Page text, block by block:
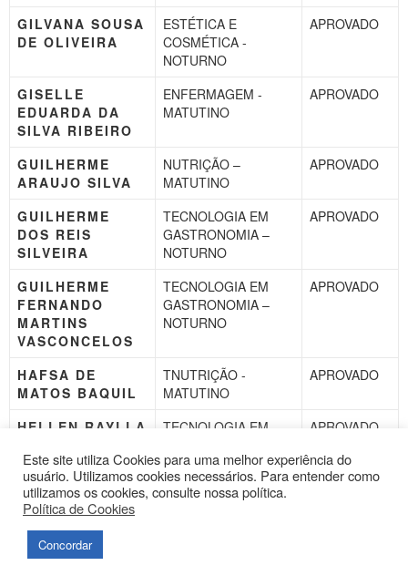
GILVANA SOUSA
DE OLIVEIRA
ESTÉTICA E
COSMÉTICA -
NOTURNO
APROVADO
GISELLE
EDUARDA DA
SILVA RIBEIRO
ENFERMAGEM -
MATUTINO
APROVADO
GUILHERME
ARAUJO SILVA
NUTRIÇÃO –
MATUTINO
APROVADO
GUILHERME
DOS REIS
SILVEIRA
TECNOLOGIA EM
GASTRONOMIA –
NOTURNO
APROVADO
GUILHERME
FERNANDO
MARTINS
VASCONCELOS
TECNOLOGIA EM
GASTRONOMIA –
NOTURNO
APROVADO
HAFSA DE
MATOS BAQUIL
TNUTRIÇÃO -
MATUTINO
APROVADO
HELLEN RAYLLA
TECNOLOGIA EM
COSMÉTICA -
MATUTINO
APROVADO
HIAGO LOBÃO
CUTRIM
Este site utiliza Cookies para uma melhor experiência do
usuário. Utilizamos cookies necessários. Para entender como
utilizamos os cookies, consulte nossa política.
Política de Cookies
Concordar